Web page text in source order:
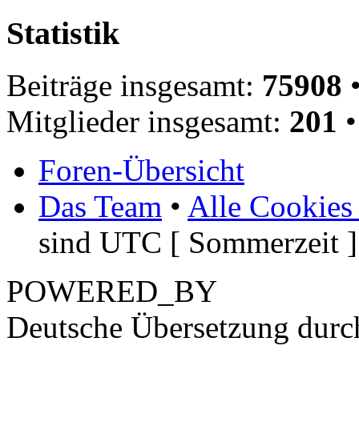
Statistik
Beiträge insgesamt: 75908
Mitglieder insgesamt: 201
Foren-Übersicht
Das Team • Alle Cookies
sind UTC [ Sommerzeit ]
POWERED_BY
Deutsche Übersetzung